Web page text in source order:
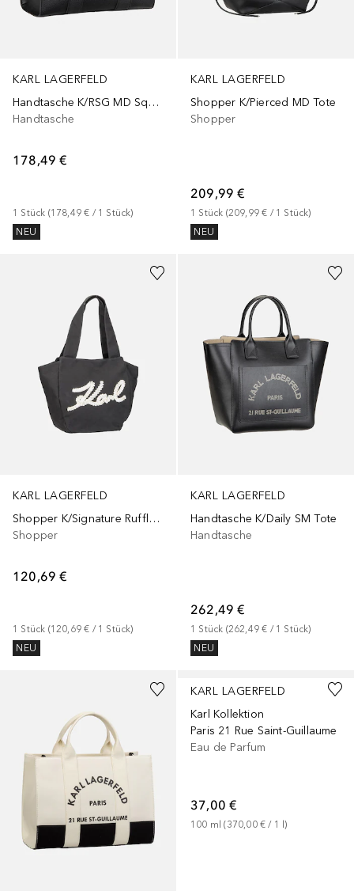
KARL LAGERFELD
Handtasche K/RSG MD Square Tote Pebbled Emb
Handtasche
178,49 €
1 Stück (178,49 € / 1 Stück)
NEU
KARL LAGERFELD
Shopper K/Pierced MD Tote
Shopper
209,99 €
1 Stück (209,99 € / 1 Stück)
NEU
KARL LAGERFELD
Shopper K/Signature Ruffled Logo Shopper
Shopper
120,69 €
1 Stück (120,69 € / 1 Stück)
NEU
KARL LAGERFELD
Handtasche K/Daily SM Tote
Handtasche
262,49 €
1 Stück (262,49 € / 1 Stück)
NEU
KARL LAGERFELD
Karl Kollektion
Paris 21 Rue Saint-Guillaume
Eau de Parfum
37,00 €
100 ml (370,00 € / 1 l)
Größe